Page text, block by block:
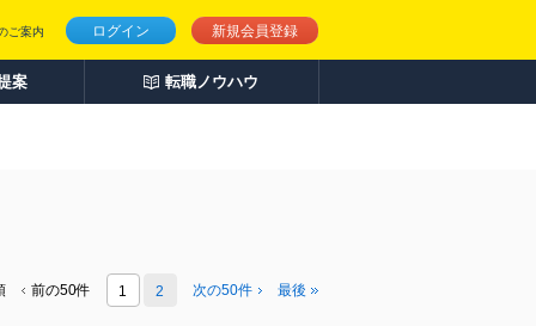
ログイン 新規会員登録
ご案内
案 転職ノウハウ
前の50件 1 2 次の50件 最後